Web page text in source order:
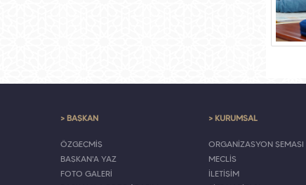
> BAŞKAN
ÖZGEÇMİŞ
BAŞKAN'A YAZ
FOTO GALERİ
> KURUMSAL
ORGANİZASYON ŞEMASI
MECLİS
İLETİŞİM